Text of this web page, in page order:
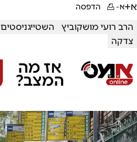
א+א- הדפסה
הרב רועי מושקוביץ השטייגניסטים
צדקה